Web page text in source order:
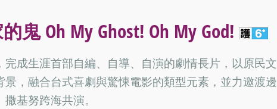
Oh My Ghost! Oh My God!
成生涯首部自編、自導、自演的劇情長片，以原民文
，融合台式喜劇與驚悚電影的類型元素，並力邀渡邊
基努跨海共演。